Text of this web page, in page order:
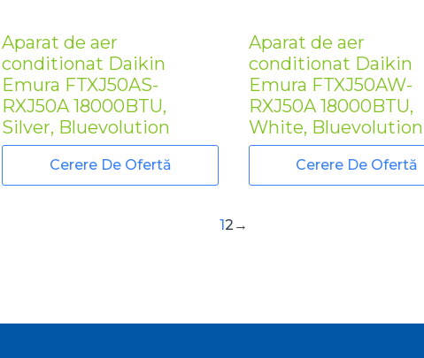
Aparat de aer
conditionat Daikin
Emura FTXJ50AS-
RXJ50A 18000BTU,
Silver, Bluevolution
Cerere De Ofertă
Aparat de aer
conditionat Daikin
Emura FTXJ50AW-
RXJ50A 18000BTU,
White, Bluevolution
Cerere De Ofertă
12 →